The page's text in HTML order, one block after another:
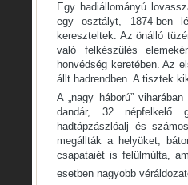
Egy hadiállományú
egy osztályt, 1874-ben
kereszteltek. Az önálló
való felkészülés
honvédség keretében. Az
állt hadrendben. A tisztek
A „nagy háború”
dandár, 32 népfelkelő
hadtápzászlóalj és
megállták a helyüket,
csapataiét is felülmúlta,
esetben nagyobb